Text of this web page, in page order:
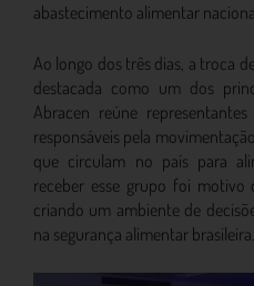
abastecimento alimentar
Ao longo dos três dias, a troca
destacada como um dos
Abracen reúne
responsáveis pela
que circulam no país para
receber esse grupo foi motivo
criando um ambiente de
na segurança alimentar brasileira.